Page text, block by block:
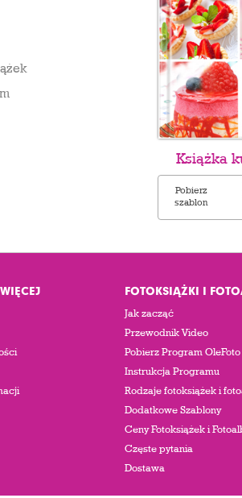
Książka
Pobierz
szablon
FOTOKSIĄŻKI I
Jak zacząć
Przewodnik Video
Pobierz Program OleFoto
Instrukcja Programu
Rodzaje fotoksiążek i
Dodatkowe Szablony
Ceny Fotoksiążek i
Częste pytania
Dostawa